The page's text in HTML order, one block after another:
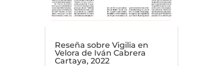
Reseña sobre Vigilia en
Velora de Iván Cabrera
Cartaya, 2022